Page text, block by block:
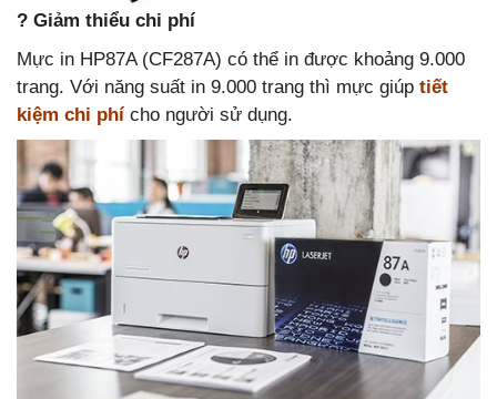
? Giảm thiểu chi phí
Mực in HP87A (CF287A) có thể in được khoảng 9.000
trang. Với năng suất in 9.000 trang thì mực giúp tiết
kiệm chi phí cho người sử dụng.